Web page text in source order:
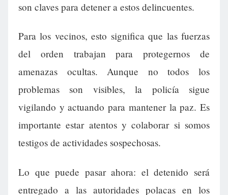
son claves para detener a estos delincuentes.
Para los vecinos, esto significa que las fuerzas
del orden trabajan para protegernos de
amenazas ocultas. Aunque no todos los
problemas son visibles, la policía sigue
vigilando y actuando para mantener la paz. Es
importante estar atentos y colaborar si somos
testigos de actividades sospechosas.
Lo que puede pasar ahora: el detenido será
entregado a las autoridades polacas en los